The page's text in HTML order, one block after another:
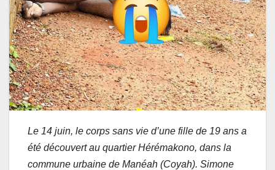
Le 14 juin, le corps sans vie d’une fille de 19 ans a
été découvert au quartier Hérémakono, dans la
commune urbaine de Manéah (Coyah). Simone